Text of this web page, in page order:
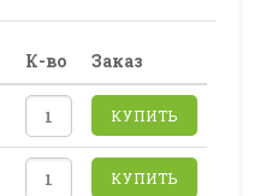
К-во Заказ
КУПИТЬ
КУПИТЬ